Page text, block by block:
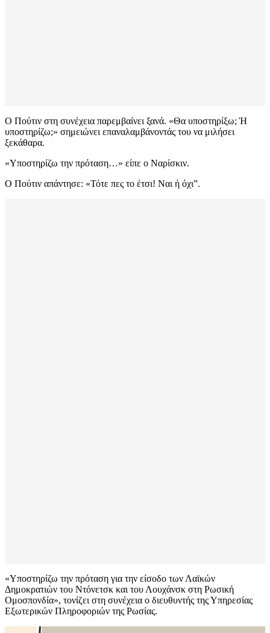
Ο Πούτιν στη συνέχεια παρεμβαίνει ξανά. «Θα υποστηρίξω; Ή
υποστηρίζω;» σημειώνει επαναλαμβάνοντάς του να μιλήσει
ξεκάθαρα.
«Υποστηρίζω την πρόταση…» είπε ο Ναρίσκιν.
Ο Πούτιν απάντησε: «Τότε πες το έτσι! Ναι ή όχι”.
«Υποστηρίζω την πρόταση για την είσοδο των Λαϊκών
Δημοκρατιών του Ντόνετσκ και του Λουχάνσκ στη Ρωσική
Ομοσπονδία», τονίζει στη συνέχεια ο διευθυντής της Υπηρεσίας
Εξωτερικών Πληροφοριών της Ρωσίας.